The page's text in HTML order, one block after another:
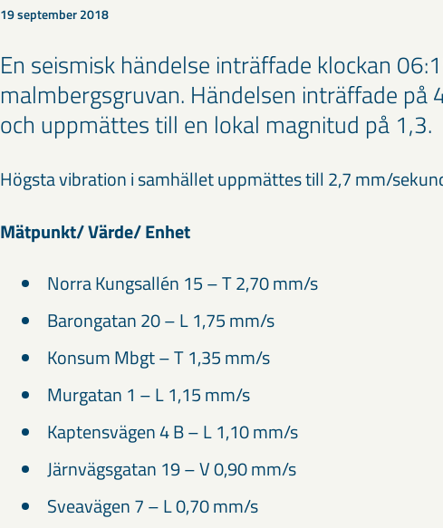
19 september 2018
En seismisk händelse inträffade klockan
malmbergsgruvan. Händelsen inträffade på
och uppmättes till en lokal magnitud på 1,3.
Högsta vibration i samhället uppmättes till 2,7 mm/
Mätpunkt/ Värde/ Enhet
Norra Kungsallén 15 – T 2,70 mm/s
Barongatan 20 – L 1,75 mm/s
Konsum Mbgt – T 1,35 mm/s
Murgatan 1 – L 1,15 mm/s
Kaptensvägen 4 B – L 1,10 mm/s
Järnvägsgatan 19 – V 0,90 mm/s
Sveavägen 7 – L 0,70 mm/s